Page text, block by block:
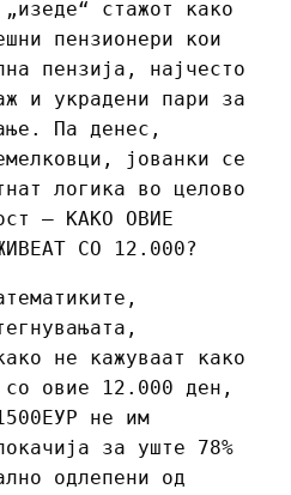
стажот како
пензионери кои
пензија, најчесто
и украдени пари за
Па денес,
јованки се
логика во целово
– КАКО ОВИЕ
СО 12.000?
не кажуваат како
со овие 12.000 ден,
не им
за уште 78%
одлепени од